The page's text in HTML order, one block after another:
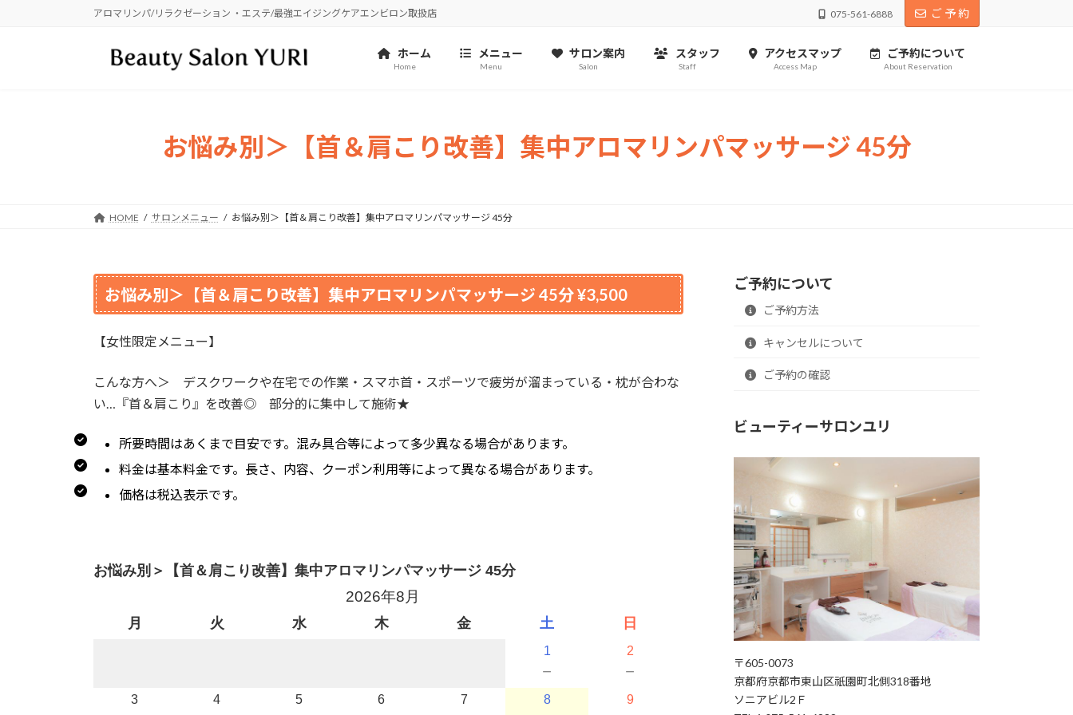
アロマリンパ/リラクゼーション ・エステ/最強エイジングケアエンビロン取扱店 075-561-6888 ご 予 約
ホーム
Home
メニュー
Menu
サロン案内
Salon
スタッフ
Staff
アクセスマップ
Access Map
ご予約について
About Reservation
お悩み別＞【首＆肩こり改善】集中アロマリンパマッサージ 45分
HOME サロンメニュー お悩み別＞【首＆肩こり改善】集中アロマリンパマッサージ 45分
お悩み別＞【首＆肩こり改善】集中アロマリンパマッサージ 45分¥3,500
【女性限定メニュー】
こんな方へ＞ デスクワークや在宅での作業・スマホ首・スポーツで疲労が溜まっている・枕が合わな
い…『首＆肩こり』を改善◎ 部分的に集中して施術★
所要時間はあくまで目安です。混み具合等によって多少異なる場合があります。
料金は基本料金です。長さ、内容、クーポン利用等によって異なる場合があります。
価格は税込表示です。
お悩み別＞【首＆肩こり改善】集中アロマリンパマッサージ 45分
2026年8月
月 火 水 木 金 土 日
1
－
2
－
3 4 5 6 7 8 9
ご予約について
ご予約方法
キャンセルについて
ご予約の確認
ビューティーサロンユリ
〒605-0073
京都府京都市東山区祇園町北側318番地
ソニアビル2Ｆ